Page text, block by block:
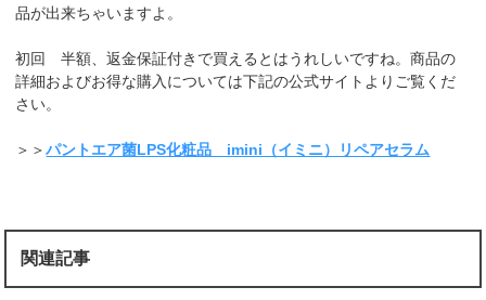
品が出来ちゃいますよ。
初回 半額、返金保証付きで買えるとはうれしいですね。商品の
詳細およびお得な購入については下記の公式サイトよりご覧くだ
さい。
＞＞パントエア菌LPS化粧品 imini（イミニ）リペアセラム
関連記事